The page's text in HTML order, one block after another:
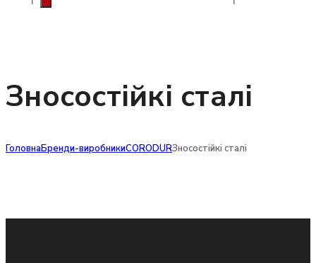
Зносостійкі сталі
ГоловнаБренди-виробникиCORODURЗносостійкі сталі